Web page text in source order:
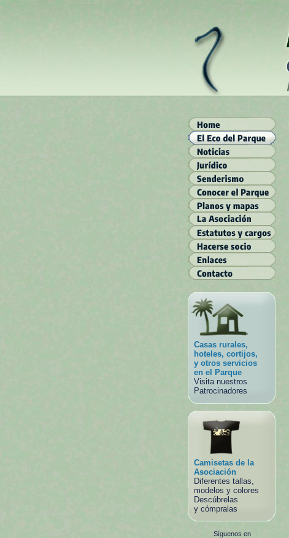
Casas rurales,
hoteles, cortijos,
y otros servicios
en el Parque
Visita nuestros
Patrocinadores
Camisetas de la
Asociación
Diferentes tallas,
modelos y colores
Descúbrelas
y cómpralas
Síguenos en